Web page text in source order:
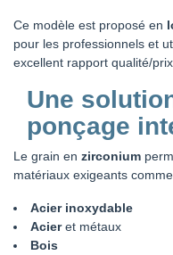
Ce modèle est proposé en
pour les professionnels et
excellent rapport qualité/prix.
Une
ponçage
Le grain en zirconium
matériaux exigeants
Acier inoxydable
Acieret métaux
Bois